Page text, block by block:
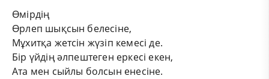
Өмірдің
Өрлеп шықсын белесіне,
Мұхитқа жетсін жүзіп кемесі де.
Бір үйдің әлпештеген еркесі екен,
Ата мен сыйлы болсын енесіне.